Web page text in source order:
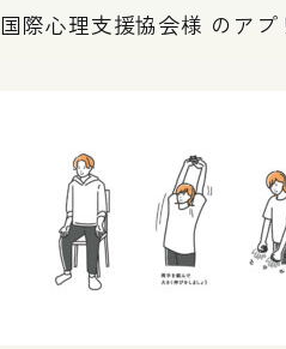
国際心理支援協会様 のアプ